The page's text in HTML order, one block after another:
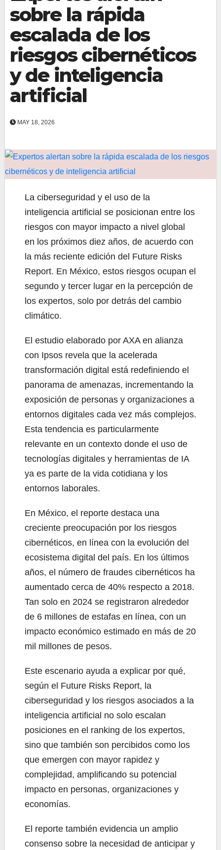
sobre la rápida
escalada de los
riesgos cibernéticos
y de inteligencia
artificial
MAY 18, 2026
La ciberseguridad y el uso de la
inteligencia artificial se posicionan entre los
riesgos con mayor impacto a nivel global
en los próximos diez años, de acuerdo con
la más reciente edición del Future Risks
Report. En México, estos riesgos ocupan el
segundo y tercer lugar en la percepción de
los expertos, solo por detrás del cambio
climático.
El estudio elaborado por AXA en alianza
con Ipsos revela que la acelerada
transformación digital está redefiniendo el
panorama de amenazas, incrementando la
exposición de personas y organizaciones a
entornos digitales cada vez más complejos.
Esta tendencia es particularmente
relevante en un contexto donde el uso de
tecnologías digitales y herramientas de IA
ya es parte de la vida cotidiana y los
entornos laborales.
En México, el reporte destaca una
creciente preocupación por los riesgos
cibernéticos, en línea con la evolución del
ecosistema digital del país. En los últimos
años, el número de fraudes cibernéticos ha
aumentado cerca de 40% respecto a 2018.
Tan solo en 2024 se registraron alrededor
de 6 millones de estafas en línea, con un
impacto económico estimado en más de 20
mil millones de pesos.
Este escenario ayuda a explicar por qué,
según el Future Risks Report, la
ciberseguridad y los riesgos asociados a la
inteligencia artificial no solo escalan
posiciones en el ranking de los expertos,
sino que también son percibidos como los
que emergen con mayor rapidez y
complejidad, amplificando su potencial
impacto en personas, organizaciones y
economías.
El reporte también evidencia un amplio
consenso sobre la necesidad de anticipar y